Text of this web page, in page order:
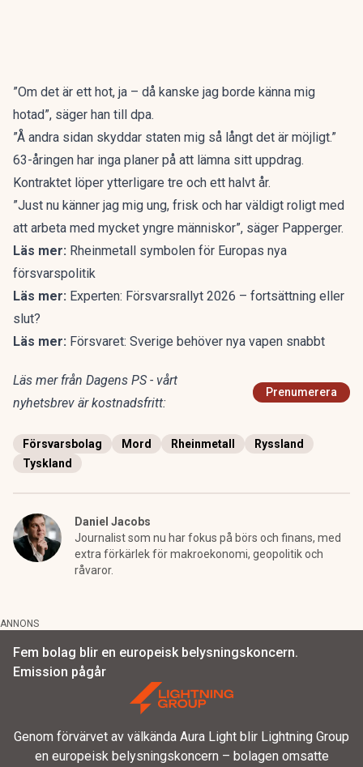
”Om det är ett hot, ja – då kanske jag borde känna mig
hotad”, säger han till dpa.
”Å andra sidan skyddar staten mig så långt det är möjligt.”
63-åringen har inga planer på att lämna sitt uppdrag.
Kontraktet löper ytterligare tre och ett halvt år.
”Just nu känner jag mig ung, frisk och har väldigt roligt med
att arbeta med mycket yngre människor”, säger Papperger.
Läs mer: Rheinmetall symbolen för Europas nya
försvarspolitik
Läs mer: Experten: Försvarsrallyt 2026 – fortsättning eller
slut?
Läs mer: Försvaret: Sverige behöver nya vapen snabbt
Läs mer från Dagens PS - vårt
nyhetsbrev är kostnadsfritt:
Prenumerera
Försvarsbolag Mord Rheinmetall
Ryssland
Tyskland
Daniel Jacobs
Journalist som nu har fokus på börs och finans, med
extra förkärlek för makroekonomi, geopolitik och
råvaror.
ANNONS
Fem bolag blir en europeisk belysningskoncern.
Emission pågår
Genom förvärvet av välkända Aura Light blir Lightning Group
en europeisk belysningskoncern – bolagen omsatte